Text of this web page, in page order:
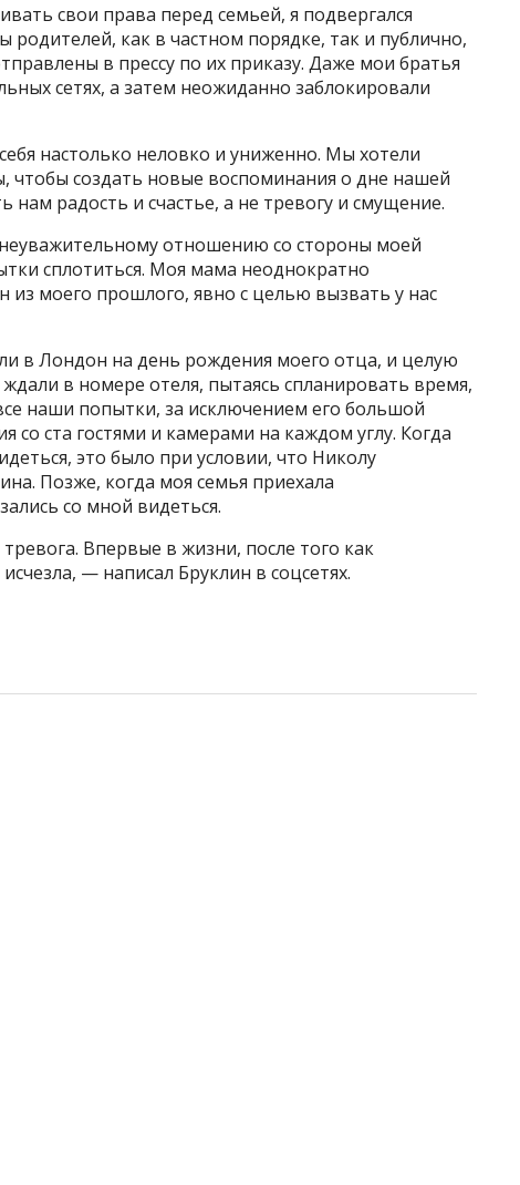
свои права перед семьей, я подвергался
как в частном порядке, так и публично,
в прессу по их приказу. Даже мои братья
сетях, а затем неожиданно заблокировали
настолько неловко и униженно. Мы хотели
чтобы создать новые воспоминания о дне нашей
нам радость и счастье, а не тревогу и смущение.
отношению со стороны моей
сплотиться. Моя мама неоднократно
моего прошлого, явно с целью вызвать у нас
в Лондон на день рождения моего отца, и целую
в номере отеля, пытаясь спланировать время,
наши попытки, за исключением его большой
со ста гостями и камерами на каждом углу. Когда
это было при условии, что Николу
Позже, когда моя семья приехала
со мной видеться.
Впервые в жизни, после того как
— написал Бруклин в соцсетях.